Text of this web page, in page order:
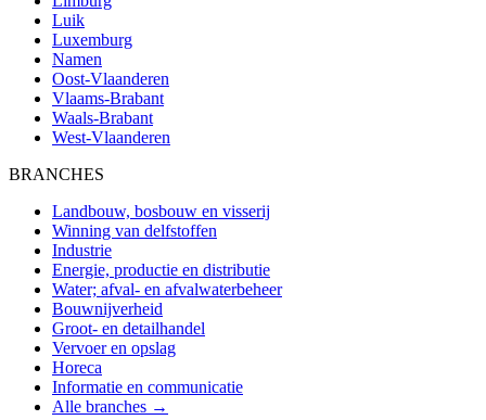
Luik
Luxemburg
Namen
Oost-Vlaanderen
Vlaams-Brabant
Waals-Brabant
West-Vlaanderen
BRANCHES
Landbouw, bosbouw en visserij
Winning van delfstoffen
Industrie
Energie, productie en distributie
Water; afval- en afvalwaterbeheer
Bouwnijverheid
Groot- en detailhandel
Vervoer en opslag
Horeca
Informatie en communicatie
Alle branches →